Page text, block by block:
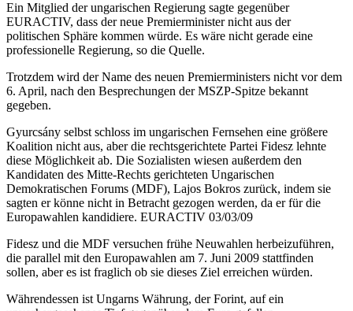
Ein Mitglied der ungarischen Regierung sagte gegenüber
EURACTIV, dass der neue Premierminister nicht aus der
politischen Sphäre kommen würde. Es wäre nicht gerade eine
professionelle Regierung, so die Quelle.
Trotzdem wird der Name des neuen Premierministers nicht vor dem
6. April, nach den Besprechungen der MSZP-Spitze bekannt
gegeben.
Gyurcsány selbst schloss im ungarischen Fernsehen eine größere
Koalition nicht aus, aber die rechtsgerichtete Partei Fidesz lehnte
diese Möglichkeit ab. Die Sozialisten wiesen außerdem den
Kandidaten des Mitte-Rechts gerichteten Ungarischen
Demokratischen Forums (MDF), Lajos Bokros zurück, indem sie
sagten er könne nicht in Betracht gezogen werden, da er für die
Europawahlen kandidiere. EURACTIV 03/03/09
Fidesz und die MDF versuchen frühe Neuwahlen herbeizuführen,
die parallel mit den Europawahlen am 7. Juni 2009 stattfinden
sollen, aber es ist fraglich ob sie dieses Ziel erreichen würden.
Währendessen ist Ungarns Währung, der Forint, auf ein